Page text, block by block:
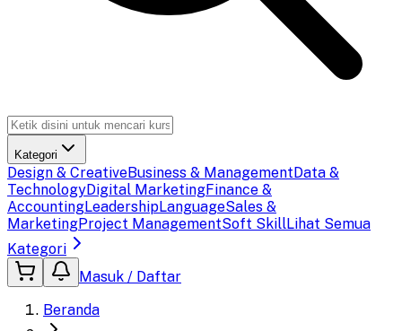
Kategori
Design & CreativeBusiness & ManagementData &
TechnologyDigital MarketingFinance &
AccountingLeadershipLanguageSales &
MarketingProject ManagementSoft SkillLihat Semua
Kategori
Masuk / Daftar
Beranda